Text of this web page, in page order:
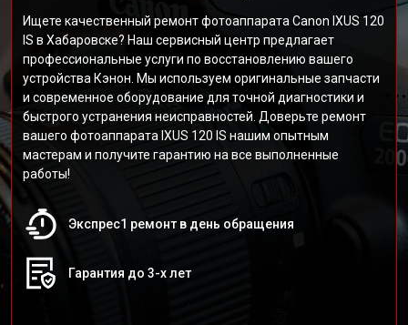
Ищете качественный ремонт фотоаппарата Canon IXUS 120
IS в Хабаровске? Наш сервисный центр предлагает
профессиональные услуги по восстановлению вашего
устройства Кэнон. Мы используем оригинальные запчасти
и современное оборудование для точной диагностики и
быстрого устранения неисправностей. Доверьте ремонт
вашего фотоаппарата IXUS 120 IS нашим опытным
мастерам и получите гарантию на все выполненные
работы!
Экспрес1 ремонт в день обращения
Гарантия до 3-х лет